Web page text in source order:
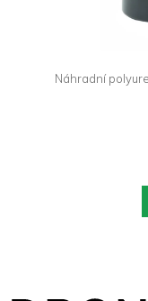
Náhradní